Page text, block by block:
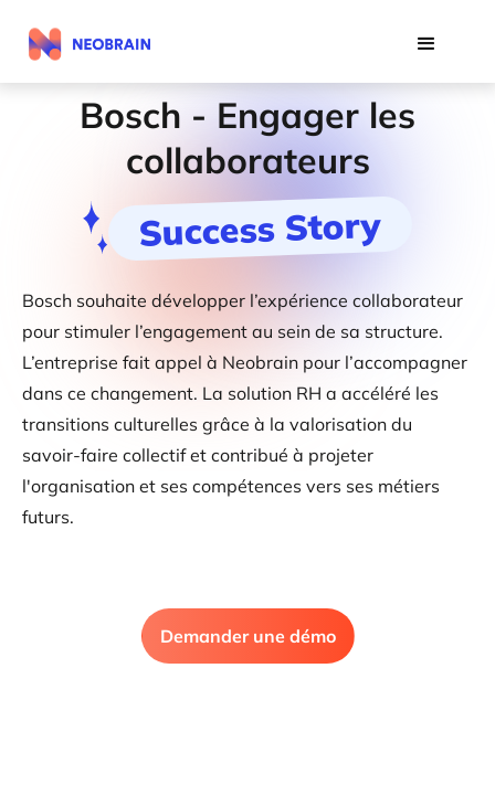
Bosch - Engager les
collaborateurs
Success Story
Bosch souhaite développer l’expérience collaborateur
pour stimuler l’engagement au sein de sa structure.
L’entreprise fait appel à Neobrain pour l’accompagner
dans ce changement. La solution RH a accéléré les
transitions culturelles grâce à la valorisation du
savoir-faire collectif et contribué à projeter
l'organisation et ses compétences vers ses métiers
futurs.
Demander une démo